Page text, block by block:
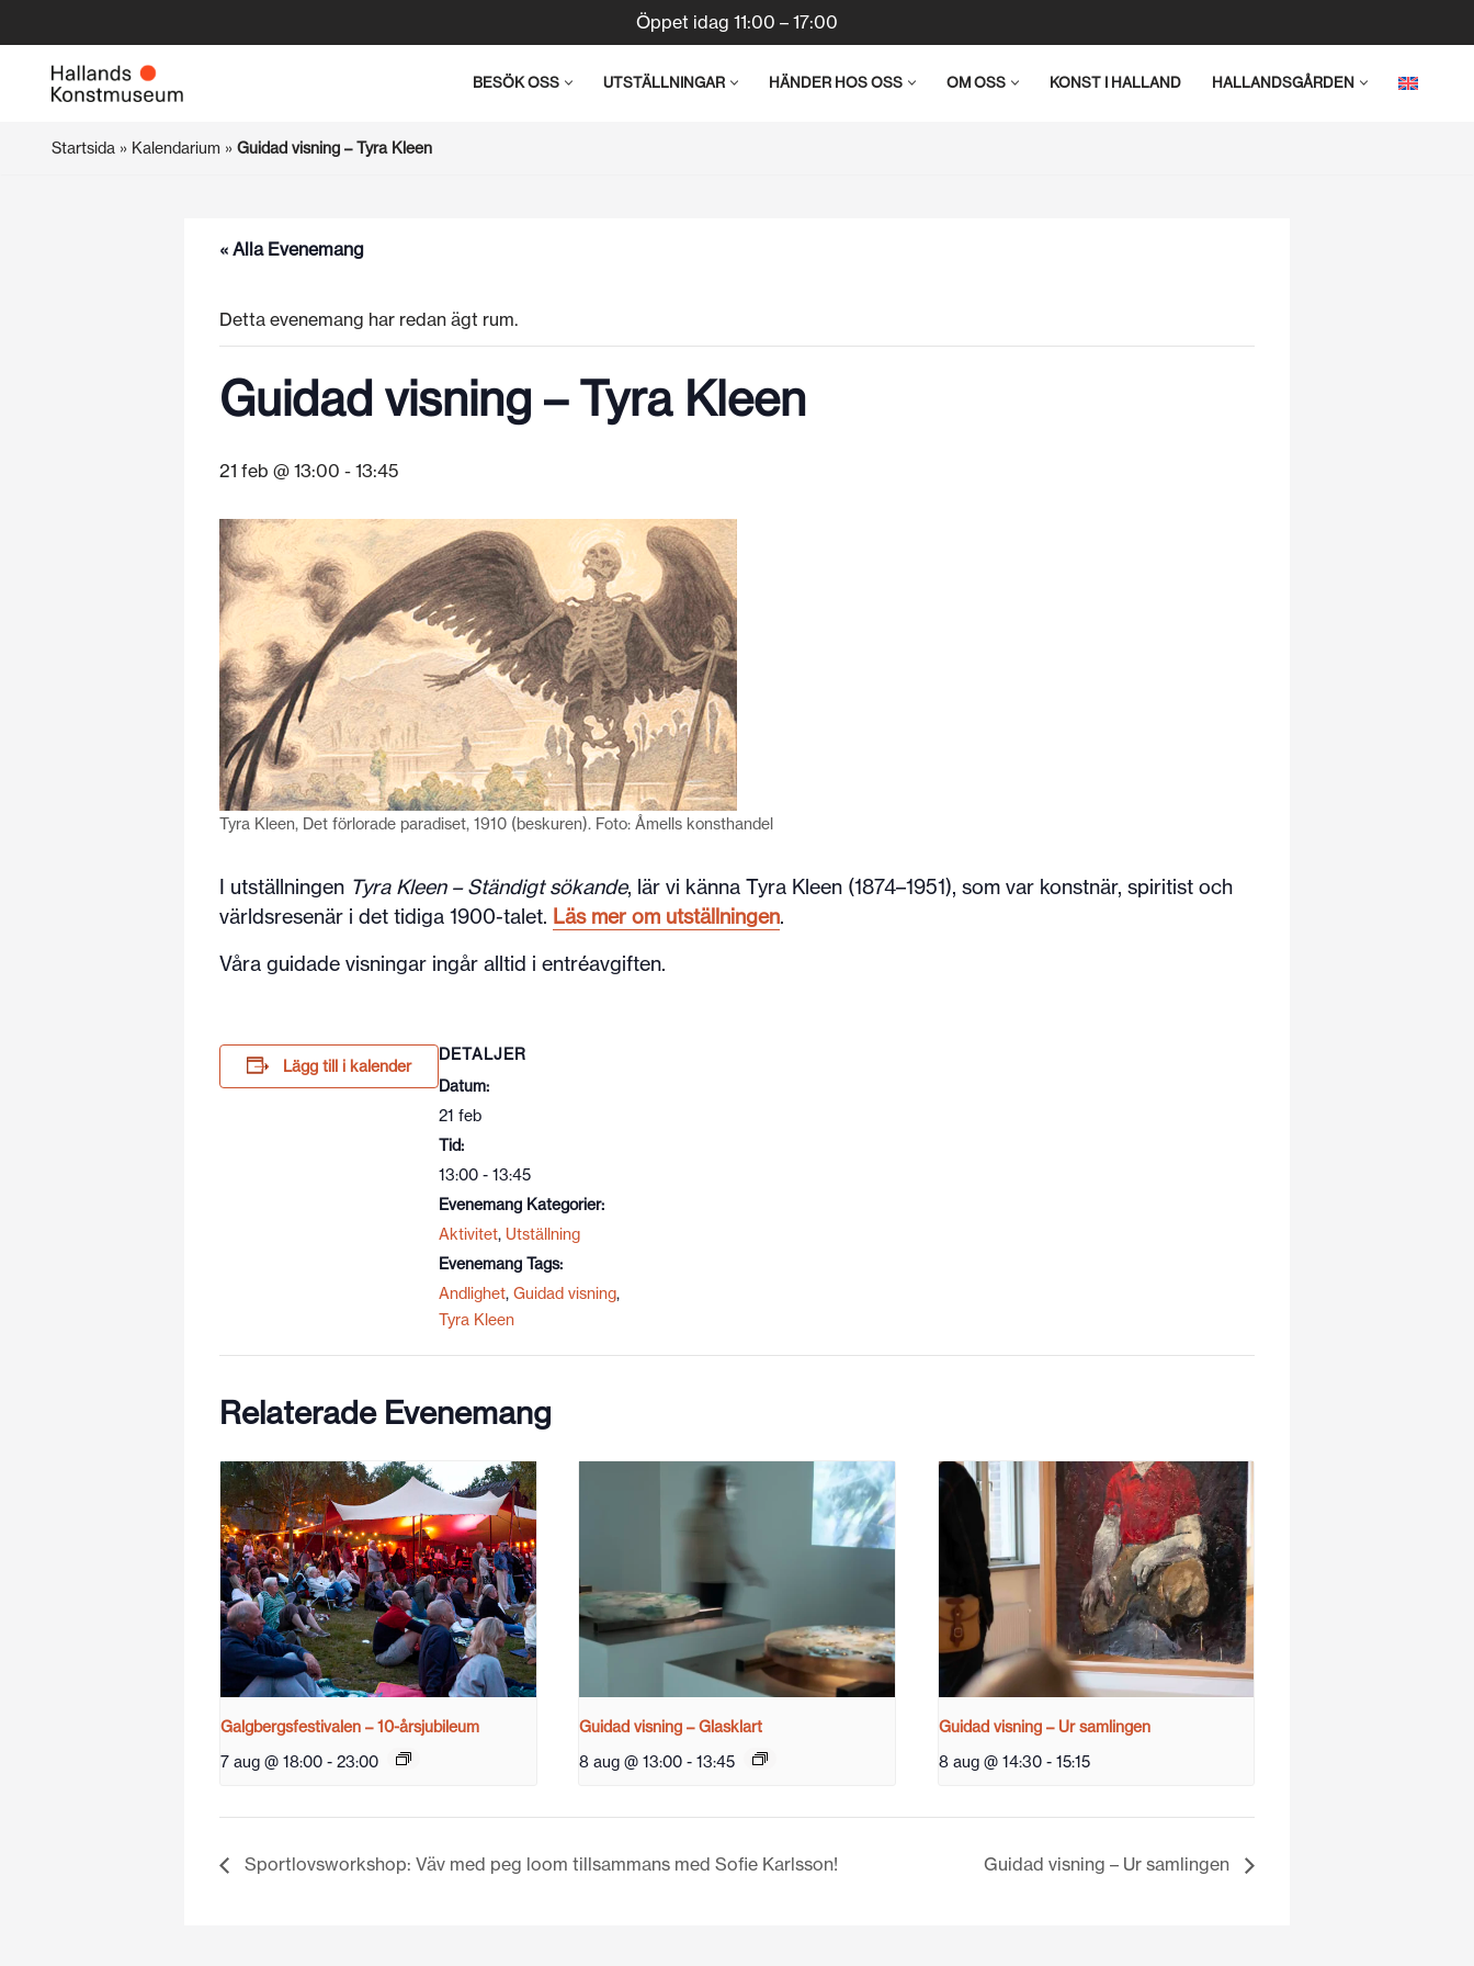
Hoppa
Öppet idag 11:00 – 17:00
BESÖK OSS UTSTÄLLNINGAR HÄNDER HOS OSS OM OSS KONST I HALLAND HALLANDSGÅRDEN
Startsida » Kalendarium » Guidad visning – Tyra Kleen
« Alla Evenemang
Detta evenemang har redan ägt rum.
Guidad visning – Tyra Kleen
21 feb @ 13:00 - 13:45
Tyra Kleen, Det förlorade paradiset, 1910 (beskuren). Foto: Åmells konsthandel
I utställningen Tyra Kleen – Ständigt sökande, lär vi känna Tyra Kleen (1874–1951), som var konstnär, spiritist och
världsresenär i det tidiga 1900-talet. Läs mer om utställningen.
Våra guidade visningar ingår alltid i entréavgiften.
Lägg till i kalender
DETALJER
Datum:
21 feb
Tid:
13:00 - 13:45
Evenemang Kategorier:
Aktivitet, Utställning
Evenemang Tags:
Andlighet, Guidad visning,
Tyra Kleen
Relaterade Evenemang
Galgbergsfestivalen – 10-årsjubileum
7 aug @ 18:00 - 23:00
Guidad visning – Glasklart
8 aug @ 13:00 - 13:45
Guidad visning – Ur samlingen
8 aug @ 14:30 - 15:15
Sportlovsworkshop: Väv med peg loom tillsammans med Sofie Karlsson! Guidad visning – Ur samlingen